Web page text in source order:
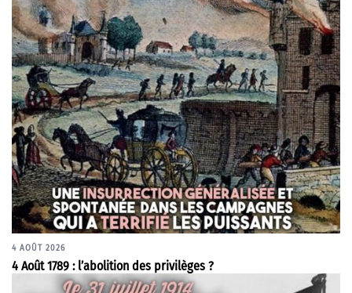
4 AOÛT 2026
4 Août 1789 : l’abolition des privilèges ?